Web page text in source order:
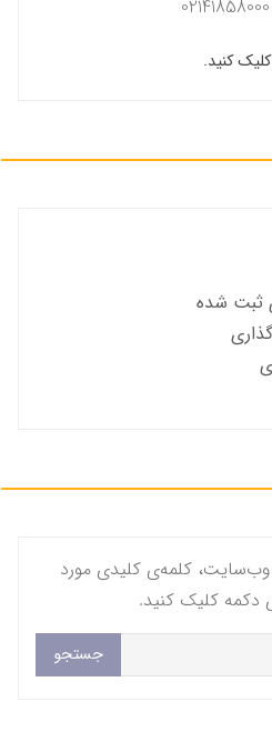
کنید.
ثبت شده
کلمه‌ی کلیدی مورد
دکمه کلیک کنید.
جستجو